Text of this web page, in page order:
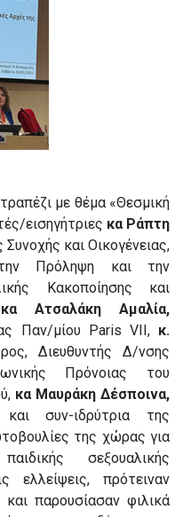
με θέμα «Θεσμική
εισηγήτριες κα Ράπτη
και Οικογένειας,
την Πρόληψη και την
Κακοποίησης και
κα Ατσαλάκη Αμαλία,
Παν/μίου Paris VII, κ.
Διευθυντής Δ/νσης
Πρόνοιας του
κα Μαυράκη Δέσποινα,
και συν-ιδρύτρια της
της χώρας για
σεξουαλικής
ελλείψεις, πρότειναν
παρουσίασαν φιλικά